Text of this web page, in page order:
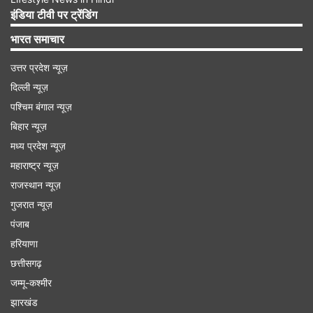
इंडिया टीवी पर ट्रेंडिंग
भारत समाचार
उत्तर प्रदेश न्यूज़
दिल्ली न्यूज़
पश्चिम बंगाल न्यूज़
बिहार न्यूज़
मध्य प्रदेश न्यूज़
महाराष्ट्र न्यूज़
राजस्थान न्यूज़
गुजरात न्यूज़
पंजाब
हरियाणा
छत्तीसगढ़
जम्मू-कश्मीर
झारखंड